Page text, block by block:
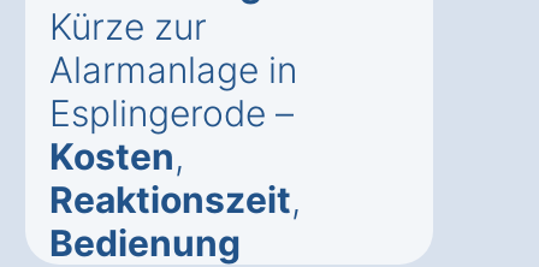
Kürze zur
Alarmanlage in
Esplingerode –
Kosten,
Reaktionszeit,
Bedienung